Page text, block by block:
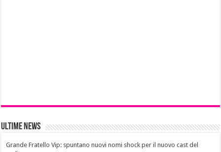
Ultime News
Grande Fratello Vip: spuntano nuovi nomi shock per il nuovo cast del